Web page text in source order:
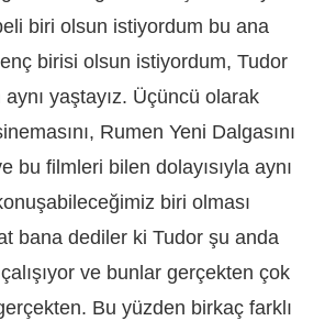
biri olsun istiyordum bu ana
birisi olsun istiyordum, Tudor
yaştayız. Üçüncü olarak
Rumen Yeni Dalgasını
bu filmleri bilen dolayısıyla aynı
biri olması
bana dediler ki Tudor şu anda
ve bunlar gerçekten çok
Bu yüzden birkaç farklı